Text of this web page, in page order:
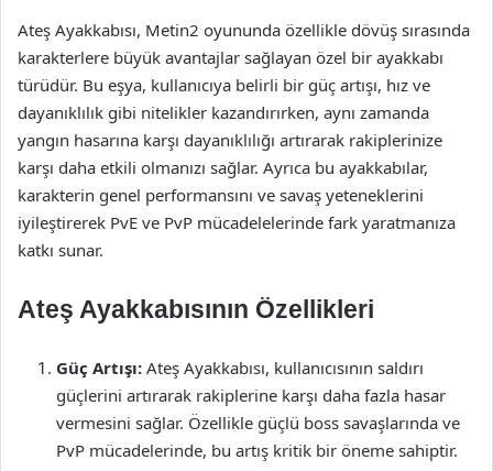
Ateş Ayakkabısı, Metin2 oyununda özellikle dövüş sırasında
karakterlere büyük avantajlar sağlayan özel bir ayakkabı
türüdür. Bu eşya, kullanıcıya belirli bir güç artışı, hız ve
dayanıklılık gibi nitelikler kazandırırken, aynı zamanda
yangın hasarına karşı dayanıklılığı artırarak rakiplerinize
karşı daha etkili olmanızı sağlar. Ayrıca bu ayakkabılar,
karakterin genel performansını ve savaş yeteneklerini
iyileştirerek PvE ve PvP mücadelelerinde fark yaratmanıza
katkı sunar.
Ateş Ayakkabısının Özellikleri
Güç Artışı: Ateş Ayakkabısı, kullanıcısının saldırı
güçlerini artırarak rakiplerine karşı daha fazla hasar
vermesini sağlar. Özellikle güçlü boss savaşlarında ve
PvP mücadelerinde, bu artış kritik bir öneme sahiptir.